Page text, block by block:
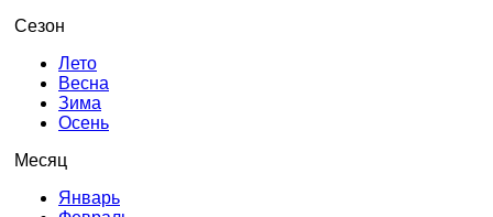
Сезон
Лето
Весна
Зима
Осень
Месяц
Январь